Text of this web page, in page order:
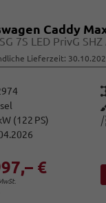
Caddy
7S LED PrivG
Lieferzeit:
(122 PS)
€